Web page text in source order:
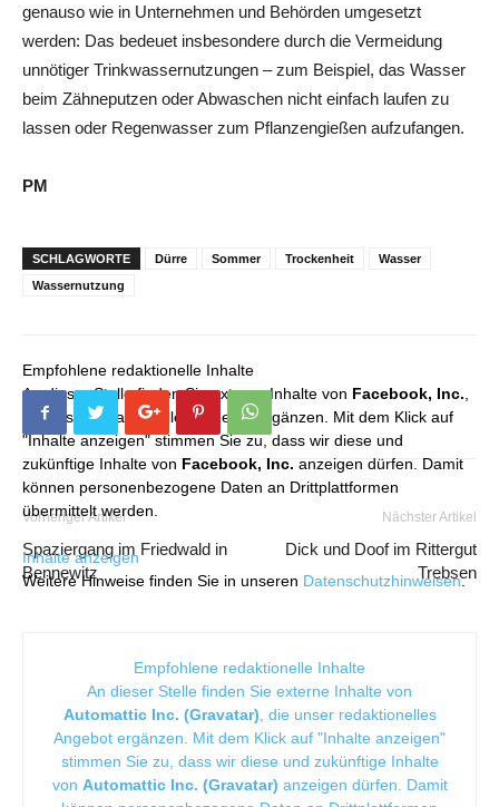
genauso wie in Unternehmen und Behörden umgesetzt
werden: Das bedeuet insbesondere durch die Vermeidung
unnötiger Trinkwassernutzungen – zum Beispiel, das Wasser
beim Zähneputzen oder Abwaschen nicht einfach laufen zu
lassen oder Regenwasser zum Pflanzengießen aufzufangen.
PM
SCHLAGWORTE Dürre Sommer Trockenheit
Wasser
Wassernutzung
Empfohlene redaktionelle Inhalte
An dieser Stelle finden Sie externe Inhalte von Facebook, Inc.
die unser redaktionelles Angebot ergänzen. Mit dem Klick auf
"Inhalte anzeigen" stimmen Sie zu, dass wir diese und
zukünftige Inhalte von Facebook, Inc. anzeigen dürfen. Damit
können personenbezogene Daten an Drittplattformen
übermittelt werden.
Inhalte anzeigen
Weitere Hinweise finden Sie in unseren Datenschutzhinweisen.
Vorheriger Artikel
Spaziergang im Friedwald in
Bennewitz
Nächster Artikel
Dick und Doof im Rittergut
Trebsen
Empfohlene redaktionelle Inhalte
An dieser Stelle finden Sie externe Inhalte von
Automattic Inc. (Gravatar) , die unser redaktionelles
Angebot ergänzen. Mit dem Klick auf "Inhalte anzeigen"
stimmen Sie zu, dass wir diese und zukünftige Inhalte
von Automattic Inc. (Gravatar) anzeigen dürfen. Damit